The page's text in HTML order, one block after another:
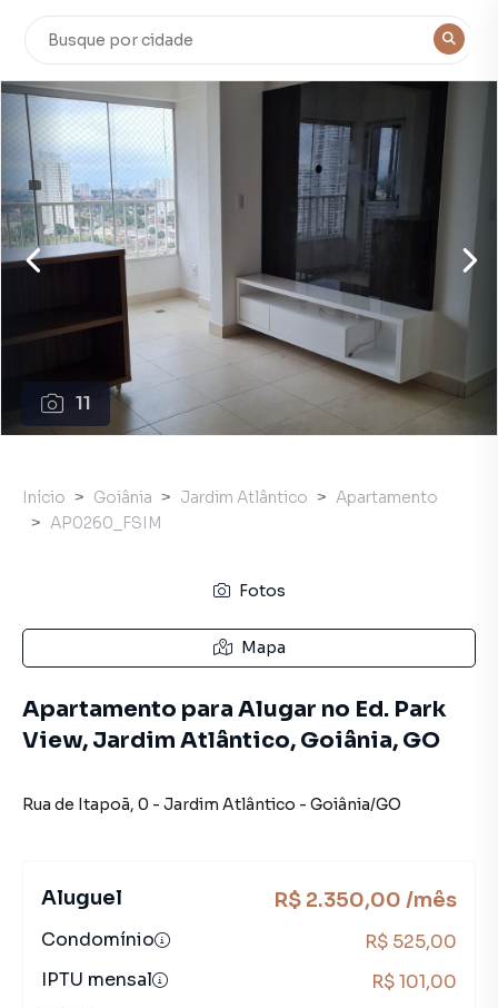
11
Início Goiânia Jardim Atlântico
Apartamento
AP0260_FSIM
Fotos
Mapa
Apartamento para Alugar no Ed. Park
View, Jardim Atlântico, Goiânia, GO
Rua de Itapoã, 0 - Jardim Atlântico - Goiânia/GO
Aluguel R$ 2.350,00 /mês
Condomínio
R$ 525,00
IPTU mensal
R$ 101,00